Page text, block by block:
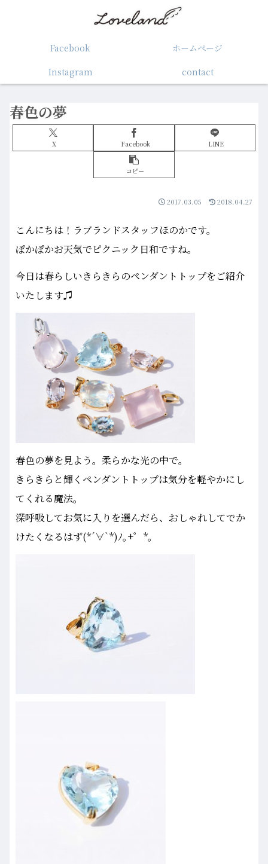
Facebook
ホームぺージ
Instagram
contact
春色の夢
X Facebook LINE
コピー
2017.03.05 2018.04.27
こんにちは！ラブランドスタッフほのかです。
ぽかぽかお天気でピクニック日和ですね。
今日は春らしいきらきらのペンダントトップをご紹介
いたします♫
春色の夢を見よう。柔らかな光の中で。
きらきらと輝くペンダントトップは気分を軽やかにし
てくれる魔法。
深呼吸してお気に入りを選んだら、おしゃれしてでか
けたくなるはず(*´∀`*)ﾉ｡+゜*｡